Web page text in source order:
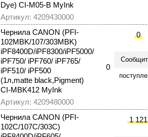
Dye) CI-M05-B MyInk
Артикул: 4209430000
Чернила CANON (PFI-
102MBK/107/303MBK)
iPF8400D/iPF8300/iPF5000/
iPF750/ iPF760/ iPF765/
iPF510/ iPF500
(1л,matte black,Pigment)
CI-MBK412 MyInk
Артикул: 4209480000
0
0
Чернила CANON (PFI-
102С/107С/303С)
1 121